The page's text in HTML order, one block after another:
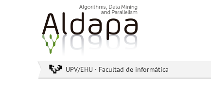
UPV/EHU · Facultad de informática